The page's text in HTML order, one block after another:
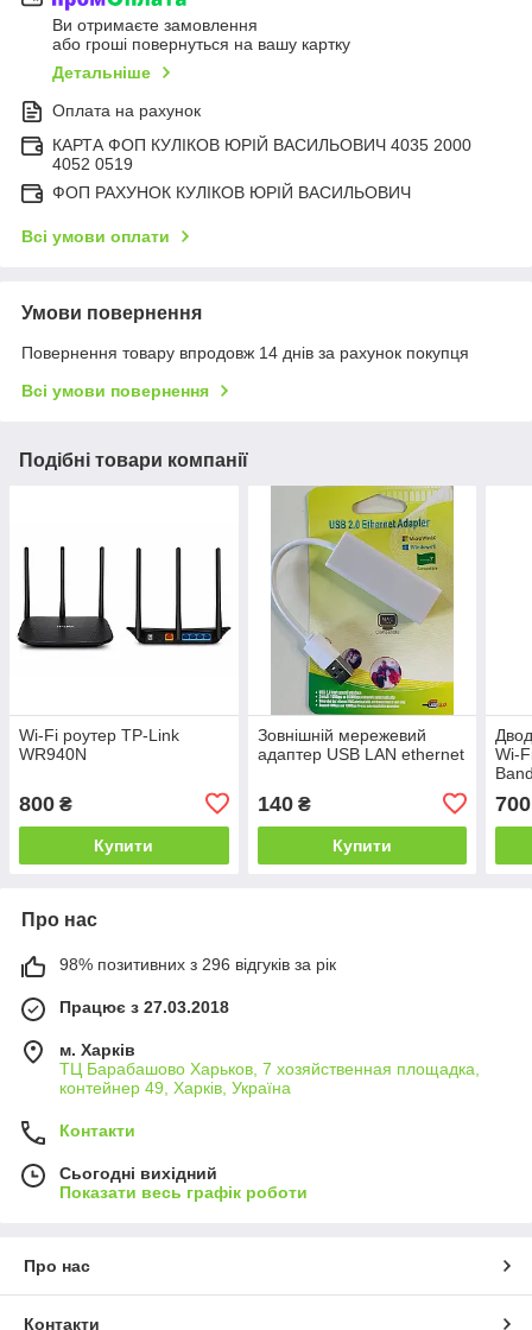
Ви отримаєте замовлення
або гроші повернуться на вашу картку
Детальніше
Оплата на рахунок
КАРТА ФОП КУЛІКОВ ЮРІЙ ВАСИЛЬОВИЧ 4035 2000
4052 0519
ФОП РАХУНОК КУЛІКОВ ЮРІЙ ВАСИЛЬОВИЧ
Всі умови оплати
Умови повернення
Повернення товару впродовж 14 днів за рахунок покупця
Всі умови повернення
Подібні товари компанії
Wi-Fi роутер TP-Link
WR940N
800 ₴
Купити
Зовнішній мережевий
адаптер USB LAN ethernet
140₴
Купити
Wi-
700
Про нас
98% позитивних з 296 відгуків за рік
Працює з 27.03.2018
м. Харків
ТЦ Барабашово Харьков, 7 хозяйственная площадка,
контейнер 49, Харків, Україна
Контакти
Сьогодні вихідний
Показати весь графік роботи
Про нас
Контакти